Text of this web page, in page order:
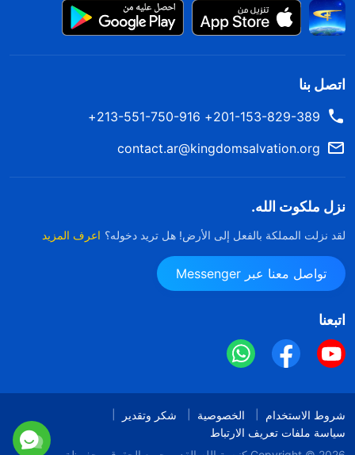
اتصل بنا
201-153-829-389+ 213-551-750-916+
contact.ar@kingdomsalvation.org
نزل ملكوت الله.
لقد نزلت المملكة بالفعل إلى الأرض! هل تريد دخوله؟ اعرف المزيد
تواصل معنا عبر Messenger
اتبعنا
شروط الاستخدام الخصوصية
شكر وتقدير
سياسة ملفات تعريف الارتباط